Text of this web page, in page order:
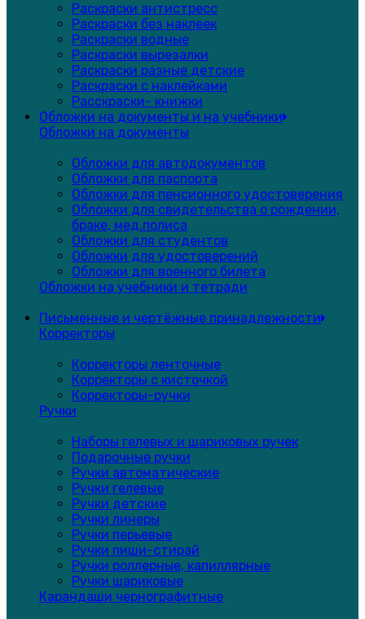
Раскраски антистресс
Раскраски без наклеек
Раскраски водные
Раскраски вырезалки
Раскраски разные детские
Раскраски с наклейками
Расскраски- книжки
Обложки на документы и на учебники
Обложки на документы
Обложки для автодокументов
Обложки для паспорта
Обложки для пенсионного удостоверения
Обложки для свидетельства о рождении,
браке, мед.полиса
Обложки для студентов
Обложки для удостоверений
Обложки для военного билета
Обложки на учебники и тетради
Письменные и чертёжные принадлежности
Корректоры
Корректоры ленточные
Корректоры с кисточкой
Корректоры-ручки
Ручки
Наборы гелевых и шариковых ручек
Подарочные ручки
Ручки автоматические
Ручки гелевые
Ручки детские
Ручки линеры
Ручки перьевые
Ручки пиши-стирай
Ручки роллерные, капиллярные
Ручки шариковые
Карандаши чернографитные